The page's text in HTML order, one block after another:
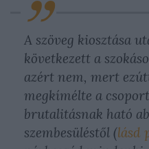
A szöveg kiosztása
következett a
azért nem, mert
megkímélte a
brutalitásnak ható
szembesüléstől (lásd